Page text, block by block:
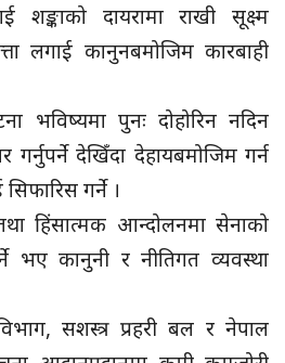
शङ्काको दायरामा राखी सूक्ष्म
लगाई कानुनबमोजिम कारबाही
भविष्यमा पुनः दोहोरिन नदिन
देखिँदा देहायबमोजिम गर्न
गर्ने ।
हिंसात्मक आन्दोलनमा सेनाको
भए कानुनी र नीतिगत व्यवस्था
सशस्त्र प्रहरी बल र नेपाल